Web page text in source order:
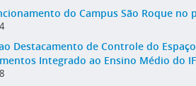
do Campus São Roque no
Destacamento de Controle do
Integrado ao Ensino Médio do